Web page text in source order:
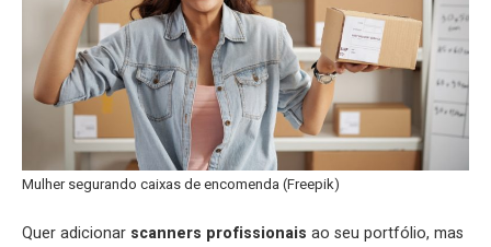
Mulher segurando caixas de encomenda (Freepik)
Quer adicionar scanners profissionais ao seu portfólio, mas